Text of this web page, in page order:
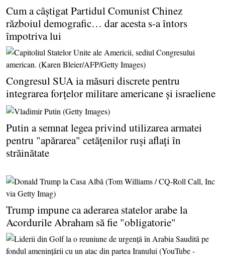
Cum a câştigat Partidul Comunist Chinez
războiul demografic… dar acesta s-a întors
împotriva lui
Congresul SUA ia măsuri discrete pentru
integrarea forţelor militare americane şi israeliene
Putin a semnat legea privind utilizarea armatei
pentru "apărarea" cetăţenilor ruşi aflaţi în
străinătate
Trump impune ca aderarea statelor arabe la
Acordurile Abraham să fie "obligatorie"